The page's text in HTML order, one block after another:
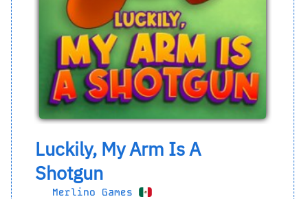
Luckily, My Arm Is A
Shotgun
Merlino Games